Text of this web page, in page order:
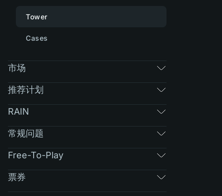
Tower
Cases
市场
推荐计划
RAIN
常规问题
Free-To-Play
票券